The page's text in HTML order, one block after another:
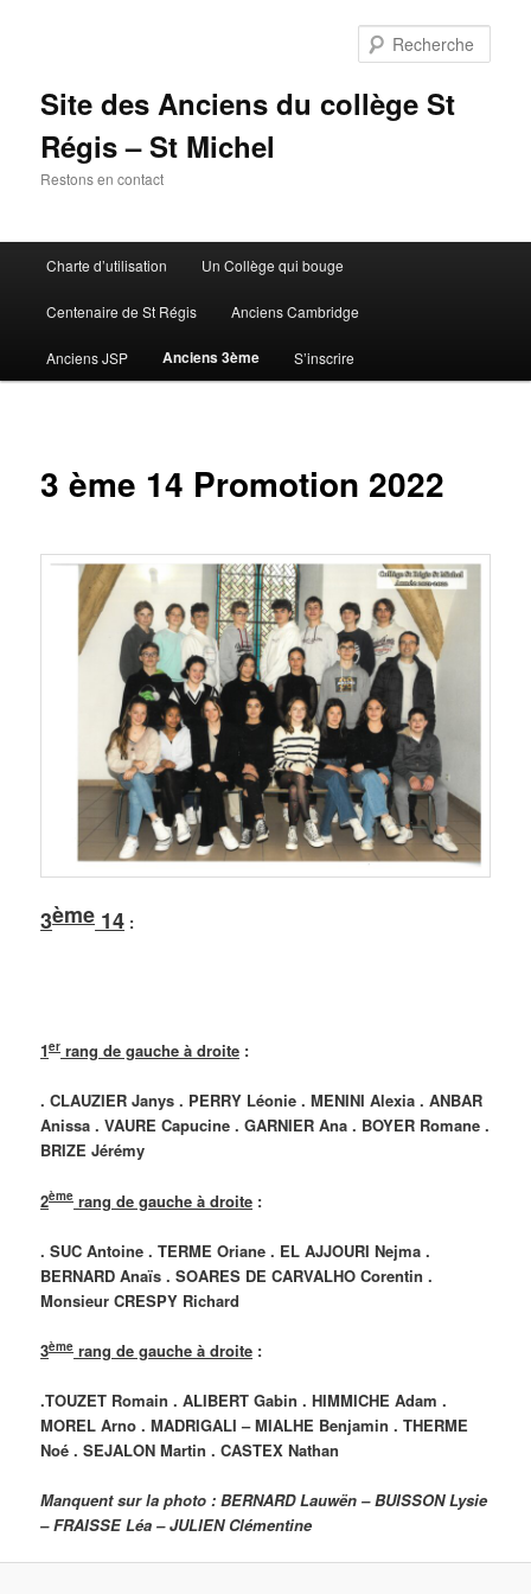
Site des Anciens du collège St
Régis – St Michel
Restons en contact
principal
Charte d’utilisation Un Collège qui bouge
Centenaire de St Régis Anciens Cambridge
Anciens JSP Anciens 3ème S’inscrire
3 ème 14 Promotion 2022
3ème 14 :
1er rang de gauche à droite :
. CLAUZIER Janys . PERRY Léonie . MENINI Alexia . ANBAR
Anissa . VAURE Capucine . GARNIER Ana . BOYER Romane .
BRIZE Jérémy
2ème rang de gauche à droite :
. SUC Antoine . TERME Oriane . EL AJJOURI Nejma .
BERNARD Anaïs . SOARES DE CARVALHO Corentin .
Monsieur CRESPY Richard
3ème rang de gauche à droite :
.TOUZET Romain . ALIBERT Gabin . HIMMICHE Adam .
MOREL Arno . MADRIGALI – MIALHE Benjamin . THERME
Noé . SEJALON Martin . CASTEX Nathan
Manquent sur la photo : BERNARD Lauwën – BUISSON Lysie
– FRAISSE Léa – JULIEN Clémentine